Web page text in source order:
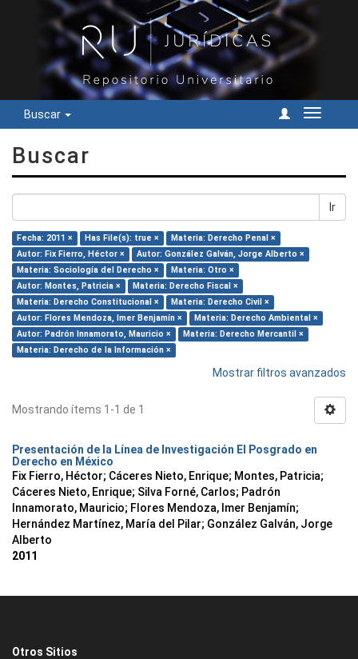
Buscar
Cambiar
Buscar
Ir
Fecha: 2011 × Has File(s): true ×
Materia: Derecho Penal ×
Autor: Fix Fierro, Héctor ×
Autor: González Galván, Jorge Alberto ×
Materia: Sociología del Derecho ×
Materia: Otro ×
Autor: Montes, Patricia ×
Materia: Derecho Fiscal ×
Materia: Derecho Constitucional ×
Materia: Derecho Civil ×
Autor: Flores Mendoza, Imer Benjamín ×
Materia: Derecho Ambiental ×
Autor: Padrón Innamorato, Mauricio ×
Materia: Derecho Mercantil ×
Materia: Derecho de la Información ×
Mostrar filtros avanzados
Mostrando ítems 1-1 de 1
Presentación de la Línea de Investigación El Posgrado en
Derecho en México
Fix Fierro, Héctor; Cáceres Nieto, Enrique; Montes, Patricia;
Cáceres Nieto, Enrique; Silva Forné, Carlos; Padrón
Innamorato, Mauricio; Flores Mendoza, Imer Benjamín;
Hernández Martínez, María del Pilar; González Galván, Jorge
Alberto
2011
Otros Sitios